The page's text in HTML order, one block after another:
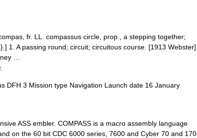
fr. LL. compassus circle, prop., a stepping together;
1. A passing round; circuit; circuitous course. [1913 Webster]
…
DFH 3 Mission type Navigation Launch date 16 January
ASS embler. COMPASS is a macro assembly language
on the 60 bit CDC 6000 series, 7600 and Cyber 70 and 170